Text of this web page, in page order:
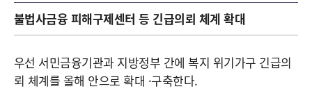
불법사금융 피해구제센터 등 긴급의뢰 체계 확대
우선 서민금융기관과 지방정부 간에 복지 위기가구 긴급의
뢰 체계를 올해 안으로 확대 ·구축한다.